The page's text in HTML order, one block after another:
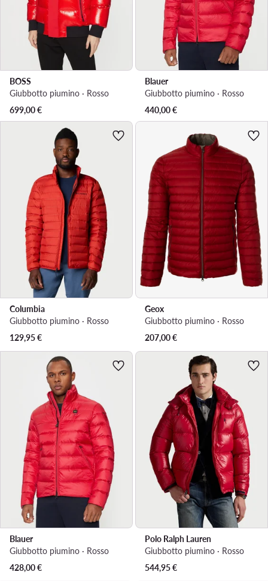
BOSS
Giubbotto piumino · Rosso
699,00€
Blauer
Giubbotto piumino · Rosso
440,00€
Columbia
Giubbotto piumino · Rosso
129,95€
Geox
Giubbotto piumino · Rosso
207,00€
Blauer
Giubbotto piumino · Rosso
428,00€
Polo Ralph Lauren
Giubbotto piumino · Rosso
544,95€